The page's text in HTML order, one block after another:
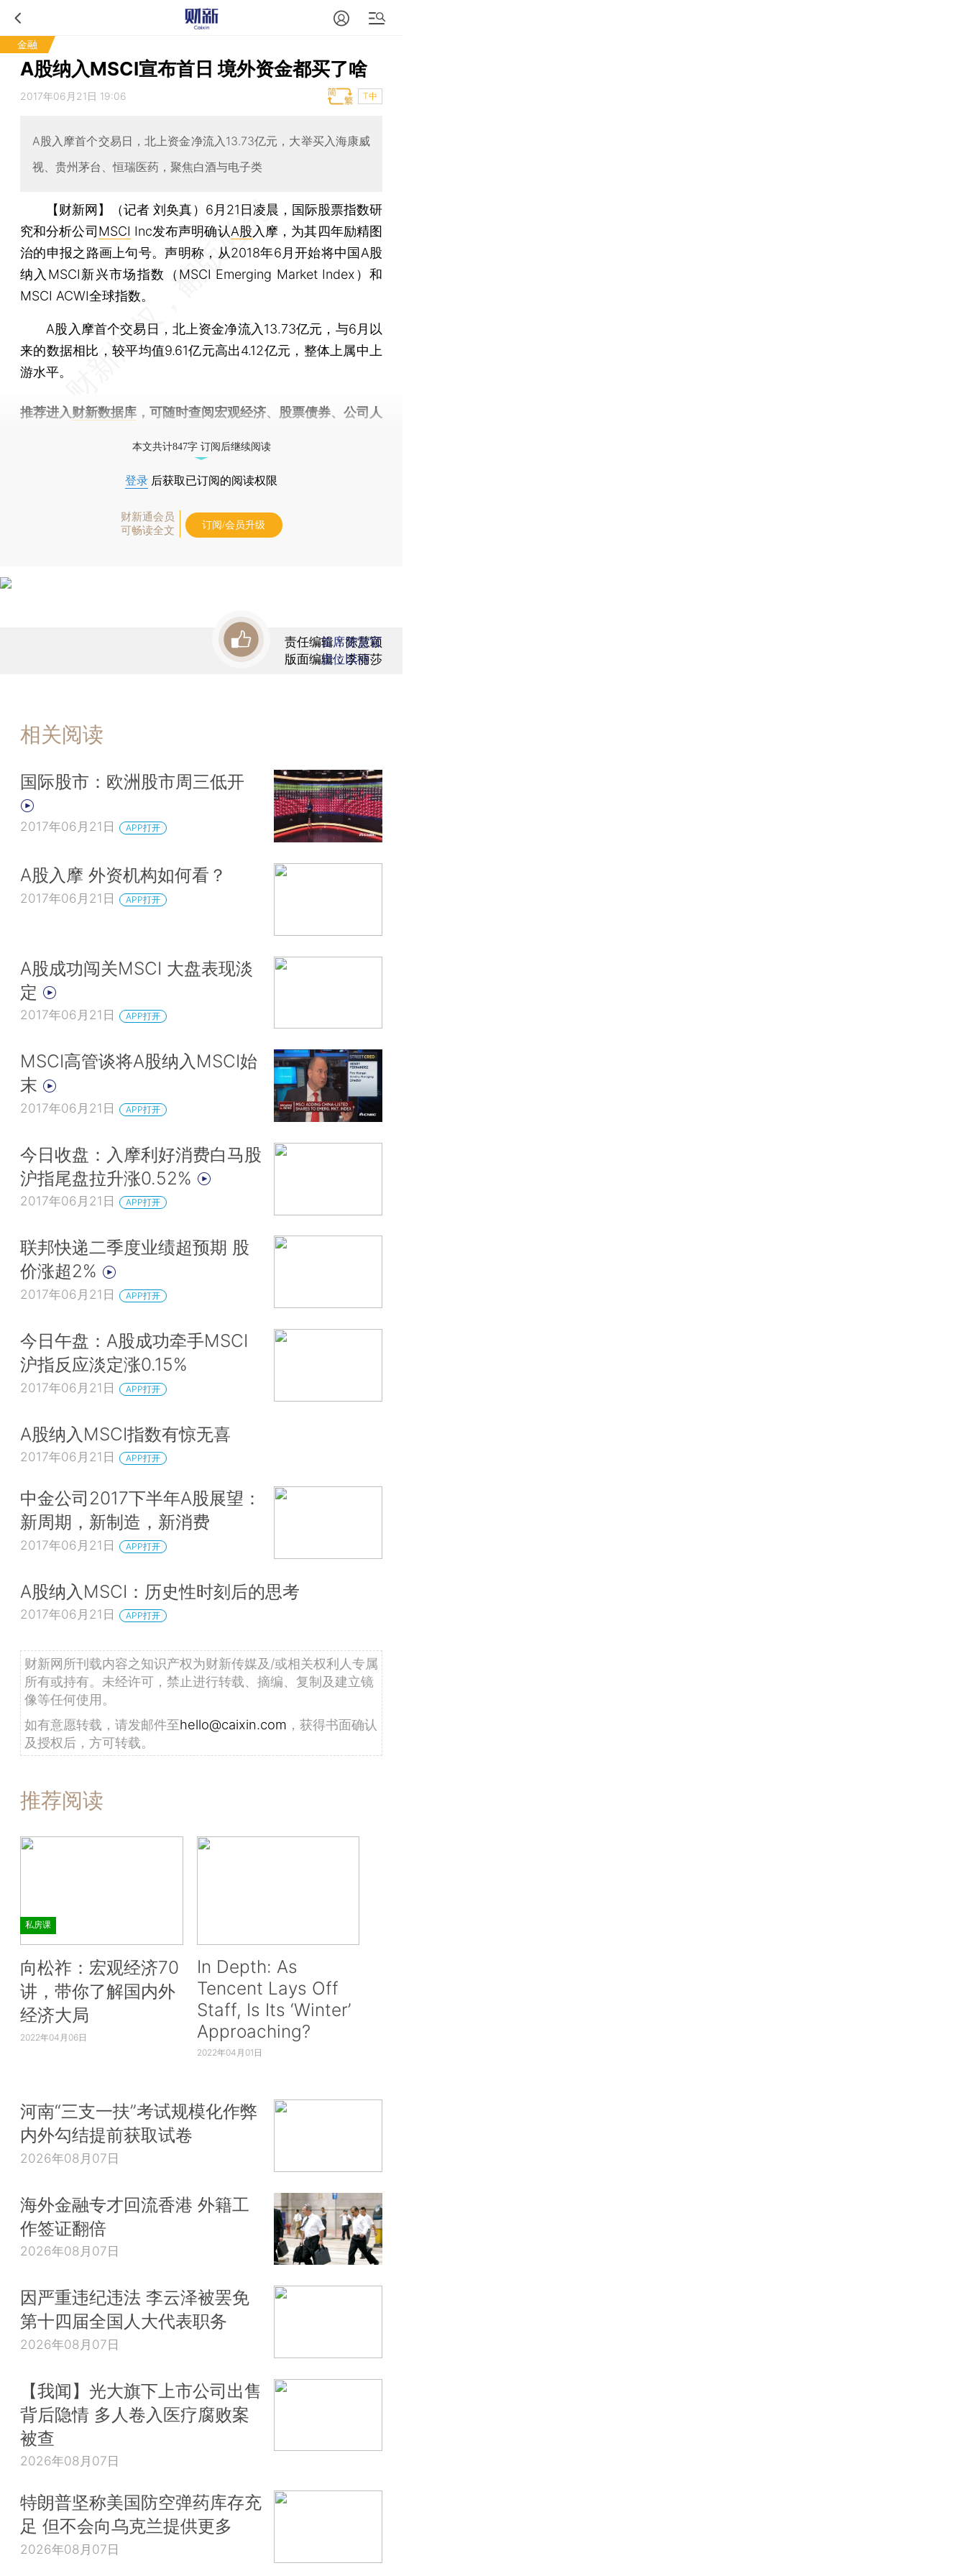
金融
A股纳入MSCI宣布首日 境外资金都买了啥
2017年06月21日 19:06 T中
A股入摩首个交易日，北上资金净流入13.73亿元，大举买入海康威
视、贵州茅台、恒瑞医药，聚焦白酒与电子类
【财新网】（记者 刘奂真） 6月21日凌晨，国际股票指数研
究和分析公司MSCI Inc发布声明确认A股 入摩，为其四年励精图
治的申报之路画上句号。声明称，从2018年6月开始将中国A股
纳入MSCI新兴市场指数（MSCI Emerging Market Index）和
MSCI ACWI全球指数。
A股入摩首个交易日，北上资金净流入13.73亿元，与6月以
来的数据相比，较平均值9.61亿元高出4.12亿元，整体上属中上
游水平。
推荐进入财新数据库 ，可随时查阅宏观经济、股票债券、公司人
本文共计847字 订阅后继续阅读
登录 后获取已订阅的阅读权限
财新通会员
可畅读全文
订阅/会员升级
责任编辑：陈慧颖
版面编辑：李丽莎
首席赞赏官
虚位以待
相关阅读
国际股市：欧洲股市周三低开
2017年06月21日 APP打开
A股入摩 外资机构如何看？
2017年06月21日 APP打开
A股成功闯关MSCI 大盘表现淡
定
2017年06月21日 APP打开
MSCI高管谈将A股纳入MSCI始
末
2017年06月21日 APP打开
今日收盘：入摩利好消费白马股
沪指尾盘拉升涨0.52%
2017年06月21日 APP打开
联邦快递二季度业绩超预期 股
价涨超2%
2017年06月21日 APP打开
今日午盘：A股成功牵手MSCI
沪指反应淡定涨0.15%
2017年06月21日 APP打开
A股纳入MSCI指数有惊无喜
2017年06月21日 APP打开
中金公司2017下半年A股展望：
新周期，新制造，新消费
2017年06月21日 APP打开
A股纳入MSCI：历史性时刻后的思考
2017年06月21日 APP打开
财新网所刊载内容之知识产权为财新传媒及/或相关权利人专属
所有或持有。未经许可，禁止进行转载、摘编、复制及建立镜
像等任何使用。
如有意愿转载，请发邮件至hello@caixin.com ，获得书面确认
及授权后，方可转载。
推荐阅读
私房课
向松祚：宏观经济70
讲，带你了解国内外
经济大局
2022年04月06日
In Depth: As
Tencent Lays Off
Staff, Is Its ‘Winter’
Approaching?
2022年04月01日
河南“三支一扶”考试规模化作弊
内外勾结提前获取试卷
2026年08月07日
海外金融专才回流香港 外籍工
作签证翻倍
2026年08月07日
因严重违纪违法 李云泽被罢免
第十四届全国人大代表职务
2026年08月07日
【我闻】光大旗下上市公司出售
背后隐情 多人卷入医疗腐败案
被查
2026年08月07日
特朗普坚称美国防空弹药库存充
足 但不会向乌克兰提供更多
2026年08月07日